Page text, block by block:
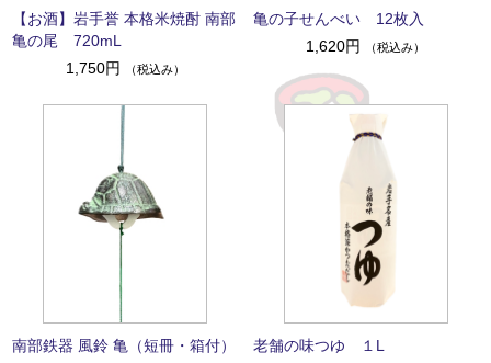
【お酒】岩手誉 本格米焼酎 南部
亀の尾 720mL
1,750円
（税込み）
亀の子せんべい 12枚入
1,620円
（税込み）
南部鉄器 風鈴 亀（短冊・箱付）
老舗の味つゆ １L